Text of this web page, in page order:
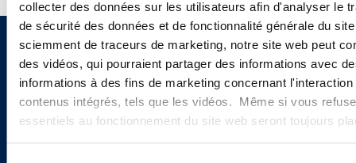
collecter des données sur les utilisateurs afin d'analyser le
de sécurité des données et de fonctionnalité générale du
sciemment de traceurs de marketing, notre site web peut
des vidéos, qui pourraient partager des informations avec
informations à des fins de marketing concernant
contenus intégrés, tels que les vidéos. Même si vous
essentiels au fonctionnement du site web seront toujours
Vous souhaitez recevoir nos
newsletters, informations et
actualités ?